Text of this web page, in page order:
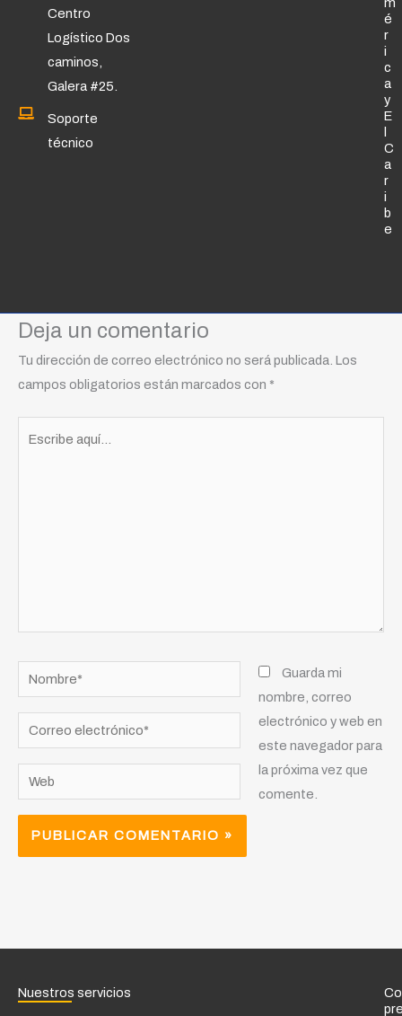
Centro
Logístico Dos
caminos,
Galera #25.
Soporte
técnico
é
r
i
c
a
y
E
C
a
r
i
b
e
Deja un comentario
Tu dirección de correo electrónico no será publicada. Los
campos obligatorios están marcados con *
Nombre*
Correo
electrónico*
Web
Guarda mi
nombre, correo
electrónico y web en
este navegador para
la próxima vez que
comente.
Nuestros servicios